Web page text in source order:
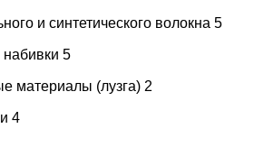
и синтетического волокна 5
5
материалы (лузга) 2
4